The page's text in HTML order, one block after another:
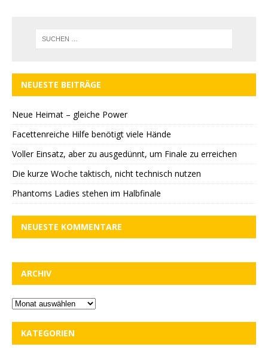
NEUESTE BEITRÄGE
Neue Heimat – gleiche Power
Facettenreiche Hilfe benötigt viele Hände
Voller Einsatz, aber zu ausgedünnt, um Finale zu erreichen
Die kurze Woche taktisch, nicht technisch nutzen
Phantoms Ladies stehen im Halbfinale
NEUESTE KOMMENTARE
ARCHIV
KATEGORIEN